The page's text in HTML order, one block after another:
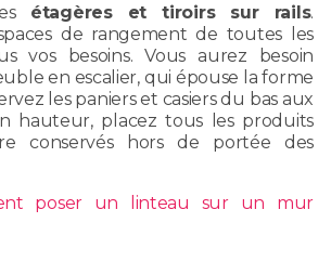
étagères et tiroirs sur rails.
de rangement de toutes les
vos besoins. Vous aurez besoin
en escalier, qui épouse la forme
les paniers et casiers du bas aux
hauteur, placez tous les produits
conservés hors de portée des
poser un linteau sur un mur